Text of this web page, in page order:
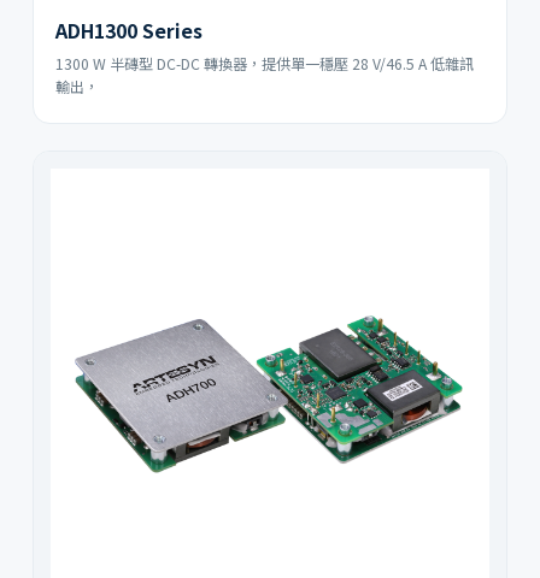
ADH1300 Series
1300 W 半磚型 DC-DC 轉換器，提供單一穩壓 28 V/46.5 A 低雜訊
輸出，